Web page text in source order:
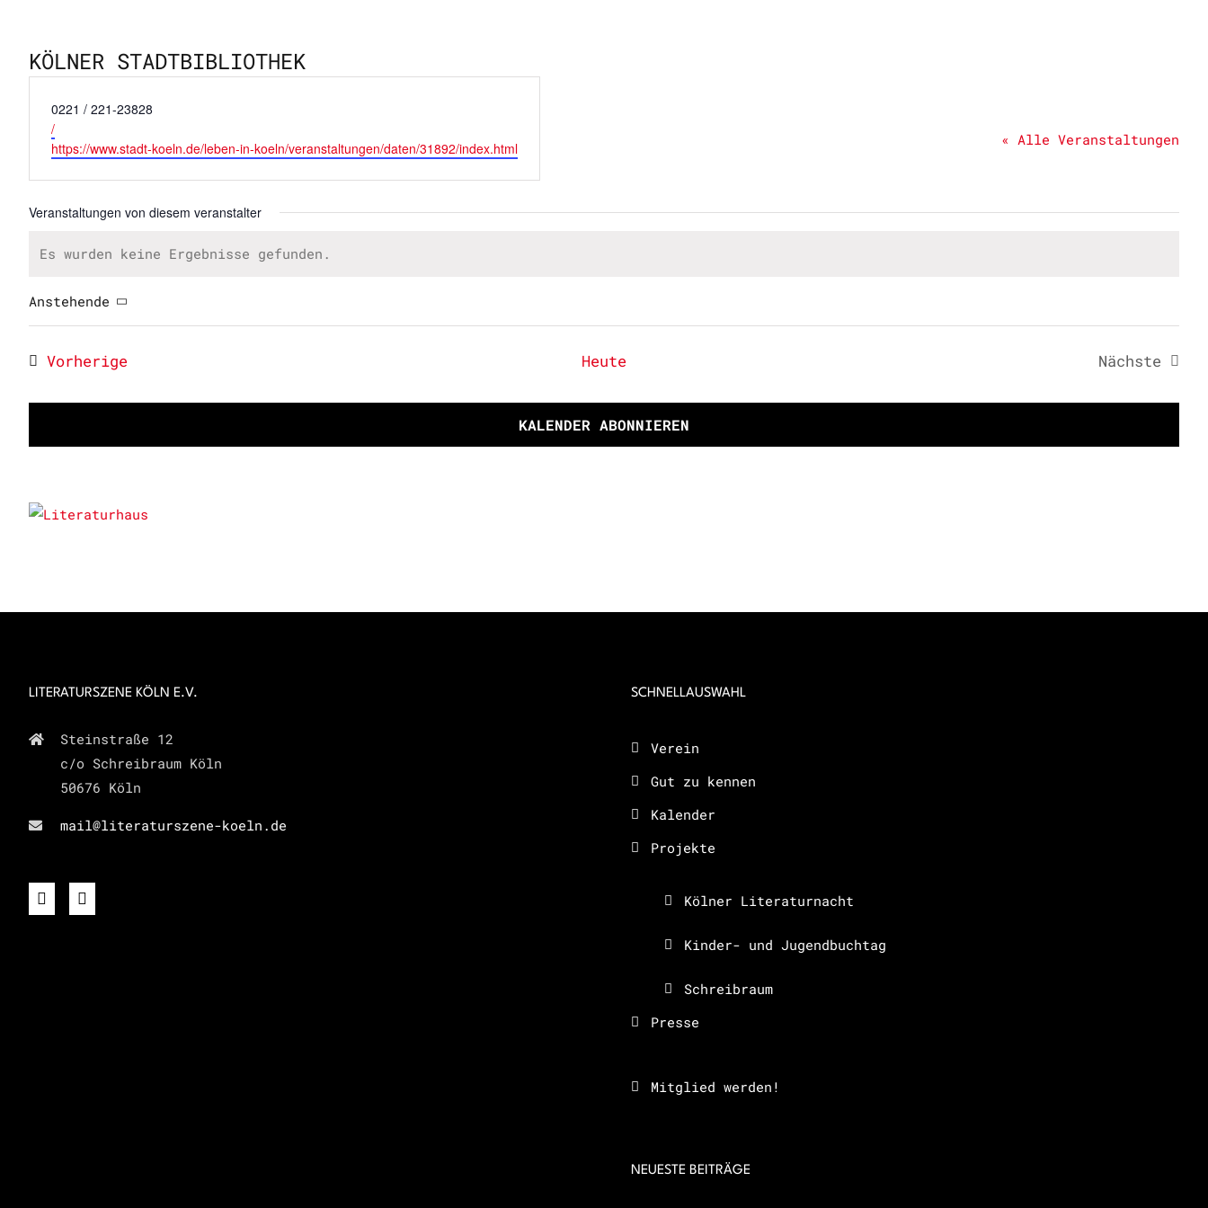
KÖLNER STADTBIBLIOTHEK
« Alle Veranstaltungen
Telefon
0221 / 221-23828
Email
/
Webseite
https://www.stadt-koeln.de/leben-in-koeln/veranstaltungen/daten/31892/index.html
Veranstaltungen von diesem veranstalter
Hinweis
Es wurden keine Ergebnisse gefunden.
Anstehende
wählen.
VorherigeVeranstaltungen Heute
Nächste
KALENDER ABONNIEREN
LITERATURSZENE KÖLN E.V.
Steinstraße 12
c/o Schreibraum Köln
50676 Köln
mail@literaturszene-koeln.de
SCHNELLAUSWAHL
Verein
Gut zu kennen
Kalender
Projekte
Kölner Literaturnacht
Kinder- und Jugendbuchtag
Schreibraum
Presse
Mitglied werden!
NEUESTE BEITRÄGE